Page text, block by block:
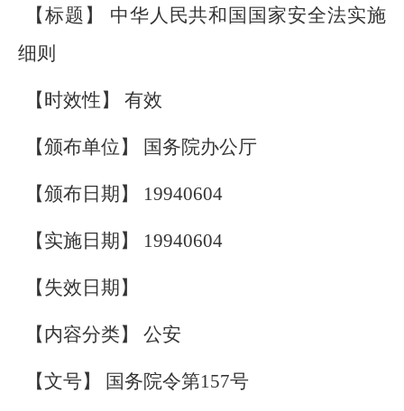
【标题】 中华人民共和国国家安全法实施
细则
【时效性】 有效
【颁布单位】 国务院办公厅
【颁布日期】 19940604
【实施日期】 19940604
【失效日期】
【内容分类】 公安
【文号】 国务院令第157号